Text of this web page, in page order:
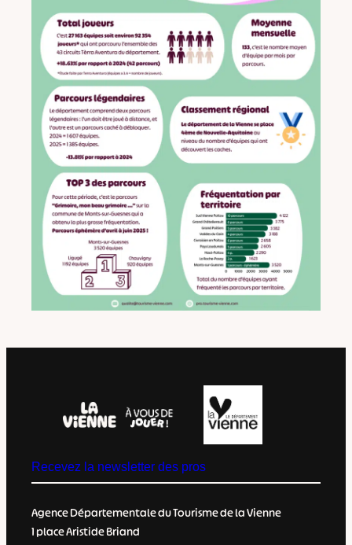
Recevez la newsletter des pros
Agence Départementale du Tourisme de la Vienne
1 place Aristide Briand